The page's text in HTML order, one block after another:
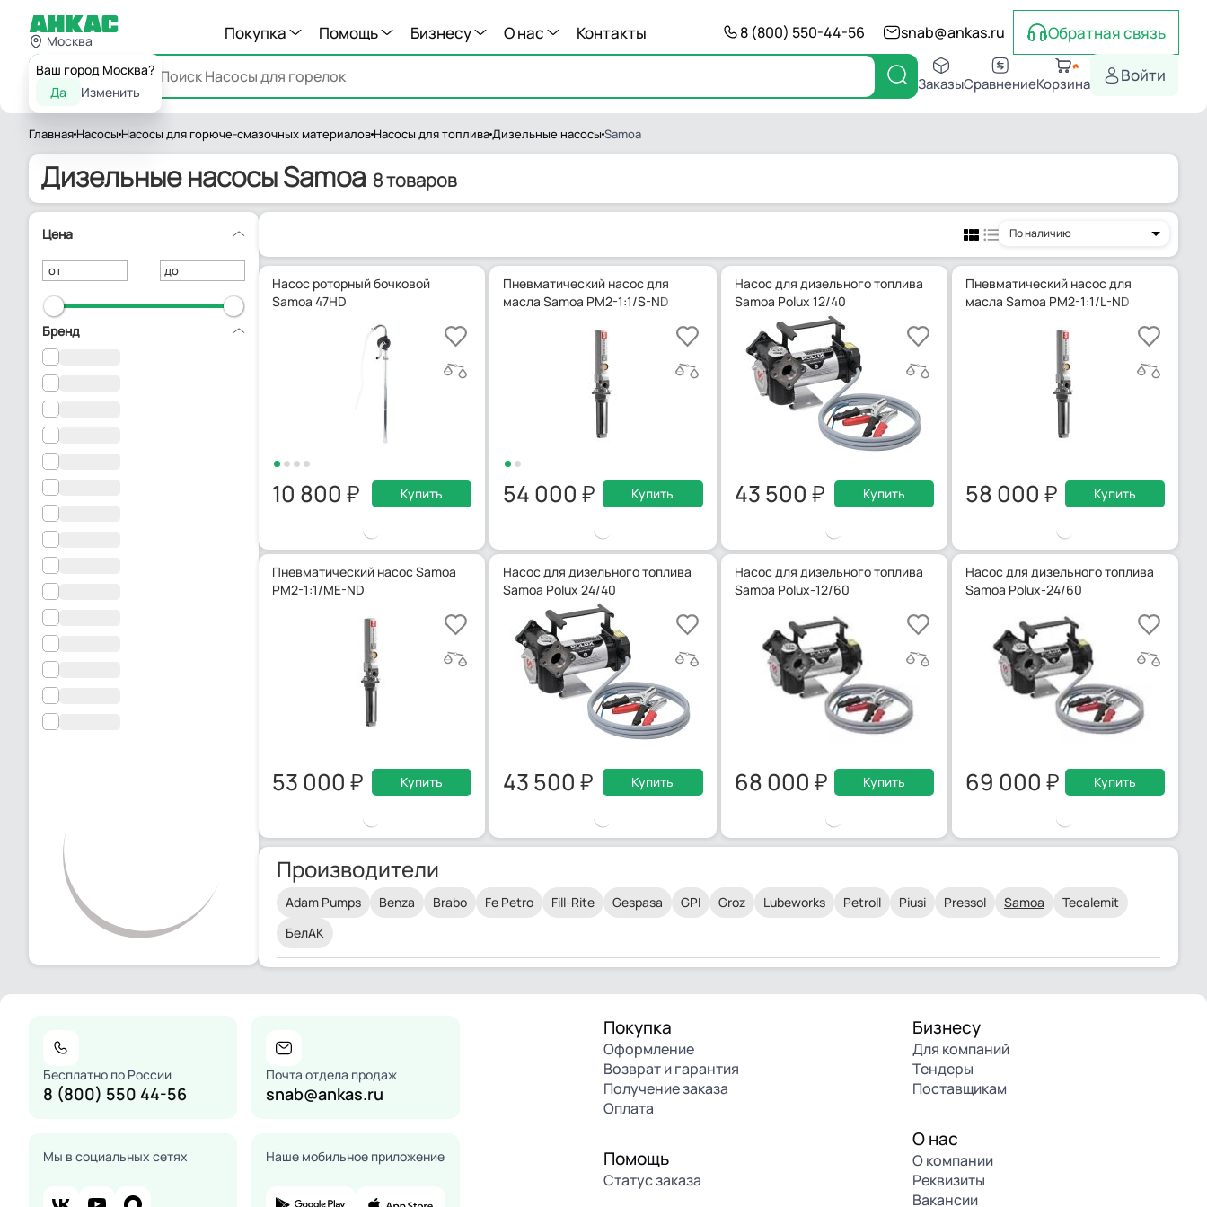
Москва
Ваш город Москва?
Да
Изменить
Покупка Помощь Бизнесу О нас Контакты 8 (800) 550-44-56 snab@ankas.ru Обратная связь
Каталог ЗаказыСравнениеКорзина Войти
Главная Насосы Насосы для горюче-смазочных материалов Насосы для топливаДизельные насосы Samoa
Дизельные насосы Samoa 8 товаров
Цена
от до
Бренд
По наличию
Насос роторный бочковой
Samoa 47HD
10 800 Купить
Пневматический насос для
масла Samoa PM2-1:1/S-ND
54 000 Купить
Насос для дизельного топлива
Samoa Polux 12/40
43 500 Купить
Пневматический насос для
масла Samoa PM2-1:1/L-ND
58 000 Купить
Пневматический насос Samoa
PM2-1:1/ME-ND
53 000 Купить
Насос для дизельного топлива
Samoa Polux 24/40
43 500 Купить
Насос для дизельного топлива
Samoa Polux-12/60
68 000 Купить
Насос для дизельного топлива
Samoa Polux-24/60
69 000 Купить
Производители
Adam Pumps Benza Brabo Fe Petro Fill-Rite Gespasa GPI Groz Lubeworks Petroll Piusi Pressol Samoa
Tecalemit
БелАК
Бесплатно по России
8 (800) 550 44-56
Почта отдела продаж
snab@ankas.ru
Мы в социальных сетях Наше мобильное приложение
Покупка
Оформление
Возврат и гарантия
Получение заказа
Оплата
Помощь
Статус заказа
Бизнесу
Для компаний
Тендеры
Поставщикам
О нас
О компании
Реквизиты
Вакансии